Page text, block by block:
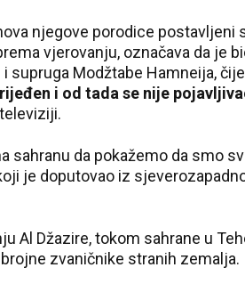
njegove porodice
vjerovanju, označava da je
supruga Modžtabe Hamneija,
i od tada se nije
sahranu da pokažemo da smo
je doputovao iz
Al Džazire, tokom sahrane u
zvaničnike stranih zemalja.